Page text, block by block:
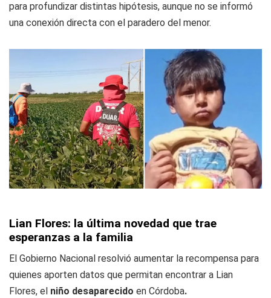
para profundizar distintas hipótesis, aunque no se informó
una conexión directa con el paradero del menor.
Lian Flores: la última novedad que trae
esperanzas a la familia
El Gobierno Nacional resolvió aumentar la recompensa para
quienes aporten datos que permitan encontrar a Lian
Flores, el niño desaparecido en Córdoba.